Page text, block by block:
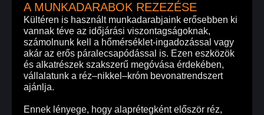
A MUNKADARABOK REZEZÉSE
Kültéren is használt munkadarabjaink erősebben ki
vannak téve az időjárási viszontagságoknak,
számolnunk kell a hőmérséklet-ingadozással vagy
akár az erős páralecsapódással is. Ezen eszközök
és alkatrészek szakszerű megóvása érdekében,
vállalatunk a réz–nikkel–króm bevonatrendszert
ajánlja.
Ennek lényege, hogy alaprétegként először réz,